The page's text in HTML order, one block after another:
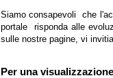
Siamo consapevoli che
portale risponda alle
sulle nostre pagine, vi
Per una